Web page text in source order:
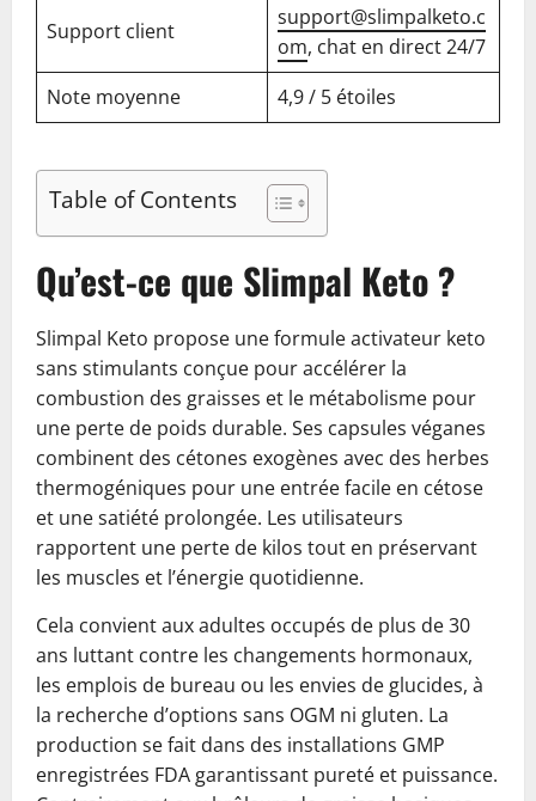
Support client
support@slimpalketo.c
om, chat en direct 24/7
Note moyenne
4,9 / 5 étoiles
Table of Contents
Qu’est-ce que Slimpal Keto ?
Slimpal Keto propose une formule activateur keto
sans stimulants conçue pour accélérer la
combustion des graisses et le métabolisme pour
une perte de poids durable. Ses capsules véganes
combinent des cétones exogènes avec des herbes
thermogéniques pour une entrée facile en cétose
et une satiété prolongée. Les utilisateurs
rapportent une perte de kilos tout en préservant
les muscles et l’énergie quotidienne.
Cela convient aux adultes occupés de plus de 30
ans luttant contre les changements hormonaux,
les emplois de bureau ou les envies de glucides, à
la recherche d’options sans OGM ni gluten. La
production se fait dans des installations GMP
enregistrées FDA garantissant pureté et puissance.